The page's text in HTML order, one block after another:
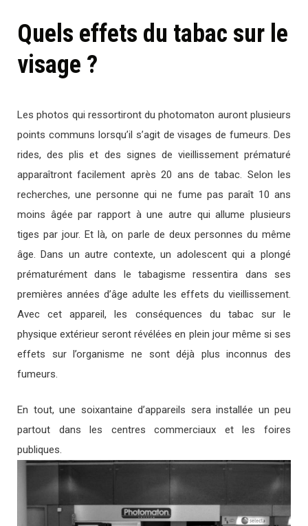
Quels effets du tabac sur le
visage ?
Les photos qui ressortiront du photomaton auront plusieurs
points communs lorsqu’il s’agit de visages de fumeurs. Des
rides, des plis et des signes de vieillissement prématuré
apparaîtront facilement après 20 ans de tabac. Selon les
recherches, une personne qui ne fume pas paraît 10 ans
moins âgée par rapport à une autre qui allume plusieurs
tiges par jour. Et là, on parle de deux personnes du même
âge. Dans un autre contexte, un adolescent qui a plongé
prématurément dans le tabagisme ressentira dans ses
premières années d’âge adulte les effets du vieillissement.
Avec cet appareil, les conséquences du tabac sur le
physique extérieur seront révélées en plein jour même si ses
effets sur l’organisme ne sont déjà plus inconnus des
fumeurs.
En tout, une soixantaine d’appareils sera installée un peu
partout dans les centres commerciaux et les foires
publiques.